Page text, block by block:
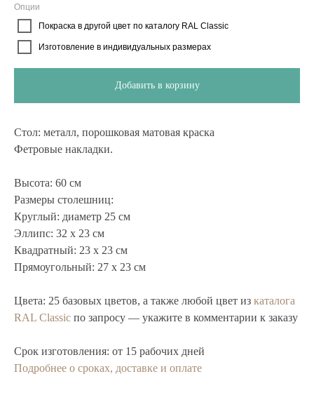
Опции
Покраска в другой цвет по каталогу RAL Classic
Изготовление в индивидуальных размерах
Добавить в корзину
Стол: металл, порошковая матовая краска
Фетровые накладки.
Высота: 60 см
Размеры столешниц:
Круглый: диаметр 25 см
Эллипс: 32 х 23 см
Квадратный: 23 х 23 см
Прямоугольный: 27 х 23 см
Цвета: 25 базовых цветов, а также любой цвет из каталога
RAL Classic по запросу — укажите в комментарии к заказу
Срок изготовления: от 15 рабочих дней
Подробнее о сроках, доставке и оплате